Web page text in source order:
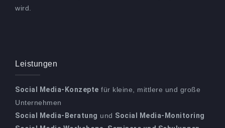
wird.
Leistungen
Social Media-Konzepte für kleine, mittlere und große
Unternehmen
Social Media-Beratung und Social Media-Monitoring